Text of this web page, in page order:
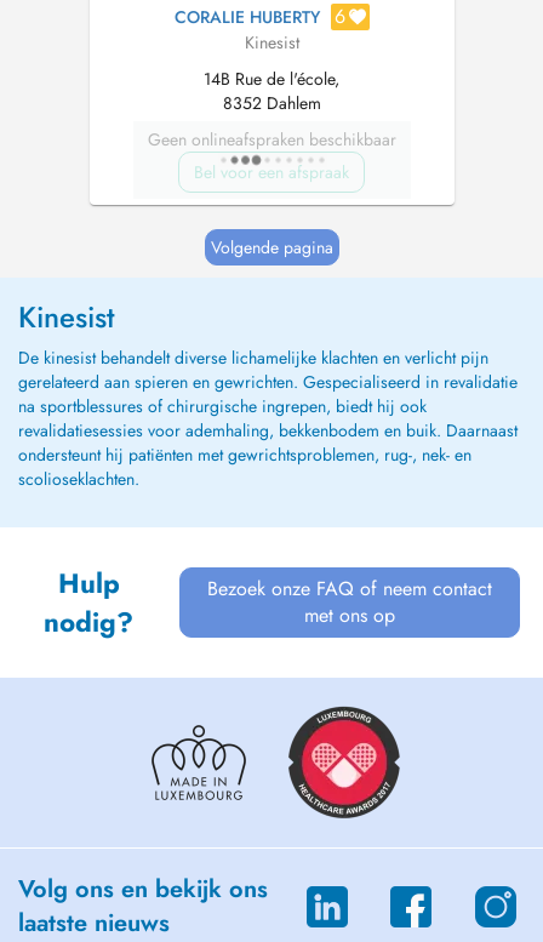
CORALIE HUBERTY 6
Kinesist
14B Rue de l'école,
8352 Dahlem
Geen onlineafspraken beschikbaar
Bel voor een afspraak
Volgende pagina
Kinesist
De kinesist behandelt diverse lichamelijke klachten en verlicht pijn
gerelateerd aan spieren en gewrichten. Gespecialiseerd in revalidatie
na sportblessures of chirurgische ingrepen, biedt hij ook
revalidatiesessies voor ademhaling, bekkenbodem en buik. Daarnaast
ondersteunt hij patiënten met gewrichtsproblemen, rug-, nek- en
scolioseklachten.
Hulp
nodig?
Bezoek onze FAQ of neem contact
met ons op
Volg ons en bekijk ons
laatste nieuws